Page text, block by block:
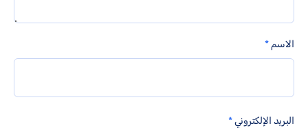
الاسم *
البريد الإلكتروني*